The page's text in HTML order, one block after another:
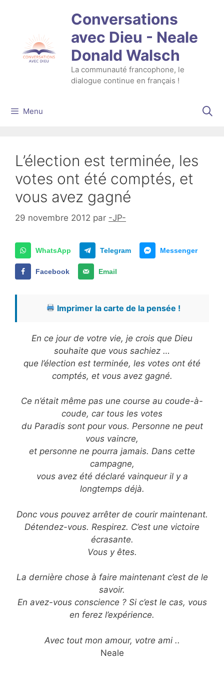
Conversations
avec Dieu - Neale
Donald Walsch
La communauté francophone, le
dialogue continue en français !
Menu
L’élection est terminée, les
votes ont été comptés, et
vous avez gagné
29 novembre 2012 par -JP-
WhatsApp Telegram Messenger
Facebook Email
Imprimer la carte de la pensée !
En ce jour de votre vie, je crois que Dieu
souhaite que vous sachiez …
que l’élection est terminée, les votes ont été
comptés, et vous avez gagné.
Ce n’était même pas une course au coude-à-
coude, car tous les votes
du Paradis sont pour vous. Personne ne peut
vous vaincre,
et personne ne pourra jamais. Dans cette
campagne,
vous avez été déclaré vainqueur il y a
longtemps déjà.
Donc vous pouvez arrêter de courir maintenant.
Détendez-vous. Respirez. C’est une victoire
écrasante.
Vous y êtes.
La dernière chose à faire maintenant c’est de le
savoir.
En avez-vous conscience ? Si c’est le cas, vous
en ferez l’expérience.
Avec tout mon amour, votre ami ..
Neale